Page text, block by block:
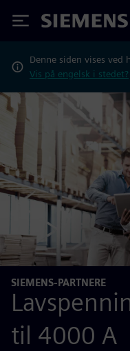
Siemens
Denne siden vises ved
Vis på engelsk i stedet?
SIEMENS-PARTNERE
til 4000 A